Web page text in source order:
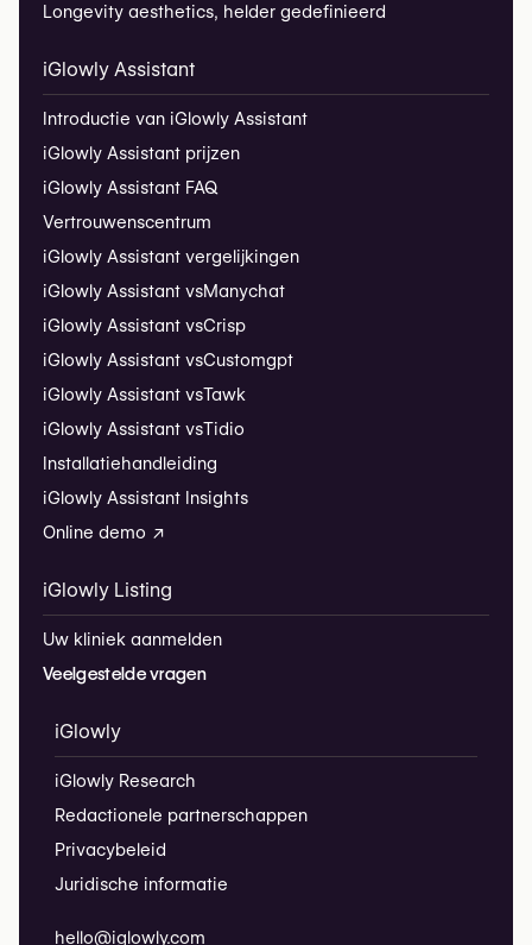
Longevity aesthetics, helder gedefinieerd
iGlowly Assistant
Introductie van iGlowly Assistant
iGlowly Assistant prijzen
iGlowly Assistant FAQ
Vertrouwenscentrum
iGlowly Assistant vergelijkingen
iGlowly Assistant vsManychat
iGlowly Assistant vsCrisp
iGlowly Assistant vsCustomgpt
iGlowly Assistant vsTawk
iGlowly Assistant vsTidio
Installatiehandleiding
iGlowly Assistant Insights
Online demo ↗
iGlowly Listing
Uw kliniek aanmelden
Veelgestelde vragen
iGlowly
iGlowly Research
Redactionele partnerschappen
Privacybeleid
Juridische informatie
hello@iglowly.com